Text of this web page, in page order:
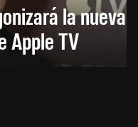
la nueva
Apple TV